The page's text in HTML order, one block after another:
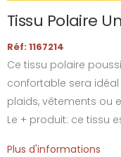
Tissu Polaire
Réf: 1167214
Ce tissu polaire
confortable sera
plaids, vêtements ou
Le + produit: ce tissu
Plus d'informations